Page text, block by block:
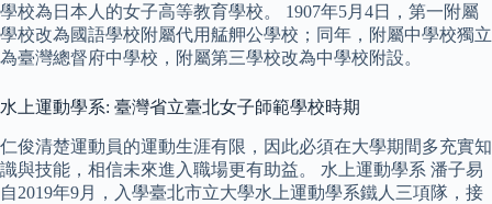
學校為日本人的女子高等教育學校。 1907年5月4日，第一附屬
學校改為國語學校附屬代用艋舺公學校；同年，附屬中學校獨立
為臺灣總督府中學校，附屬第三學校改為中學校附設。
水上運動學系: 臺灣省立臺北女子師範學校時期
仁俊清楚運動員的運動生涯有限，因此必須在大學期間多充實知
識與技能，相信未來進入職場更有助益。 水上運動學系 潘子易
自2019年9月，入學臺北市立大學水上運動學系鐵人三項隊，接